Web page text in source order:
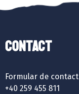
Contact
Formular de contact
+40 259 455 811